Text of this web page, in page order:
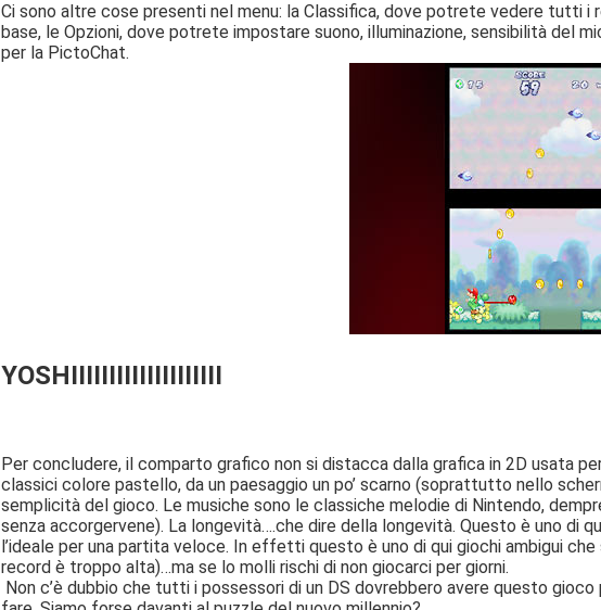
Ci sono altre cose presenti nel menu: la Classifica, dove potrete vedere tutti i
base, le Opzioni, dove potrete impostare suono, illuminazione, sensibilità del
per la PictoChat.
YOSHIIIIIIIIIIIIIIIIIIII
Per concludere, il comparto grafico non si distacca dalla grafica in 2D usata
classici colore pastello, da un paesaggio un po’ scarno (soprattutto nello
semplicità del gioco. Le musiche sono le classiche melodie di Nintendo,
senza accorgervene). La longevità….che dire della longevità. Questo è uno di
l’ideale per una partita veloce. In effetti questo è uno di qui giochi ambigui
record è troppo alta)…ma se lo molli rischi di non giocarci per giorni.
Non c’è dubbio che tutti i possessori di un DS dovrebbero avere questo